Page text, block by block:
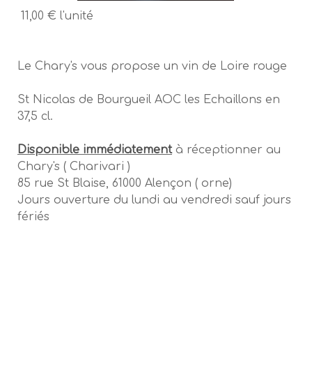
11,00 € l'unité
Le Chary's vous propose un vin de Loire rouge
St Nicolas de Bourgueil AOC les Echaillons en
37,5 cl.
Disponible immédiatementà réceptionner au
Chary's ( Charivari )
85 rue St Blaise, 61000 Alençon ( orne)
Jours ouverture du lundi au vendredi sauf jours
fériés